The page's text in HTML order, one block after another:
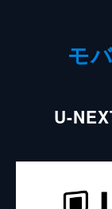
モ
U-